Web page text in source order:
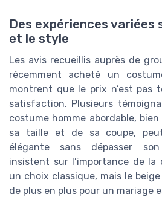
Des expériences variées
et le style
Les avis recueillis auprès de
récemment acheté un
montrent que le prix n’est pas
satisfaction. Plusieurs
costume homme abordable,
sa taille et de sa coupe,
élégante sans dépasser
insistent sur l’importance de
un choix classique, mais le
de plus en plus pour un mariage